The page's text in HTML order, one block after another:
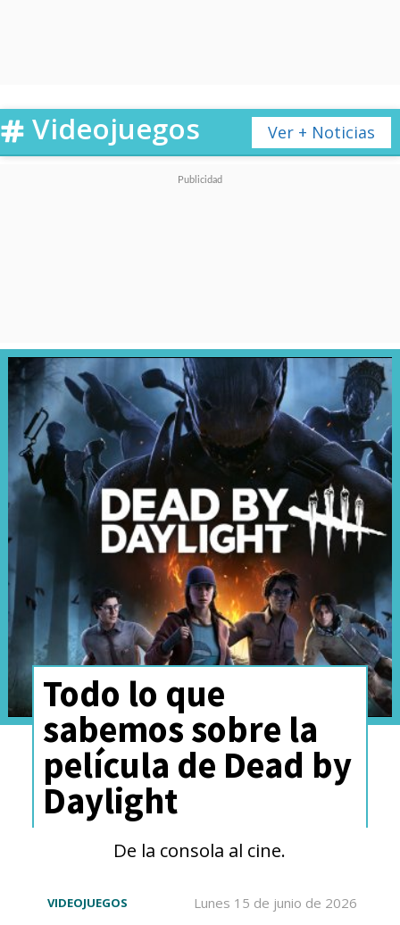
Ver + Noticias
Videojuegos
Todo lo que
sabemos sobre la
película de Dead by
Daylight
De la consola al cine.
Lunes 15 de junio de 2026
VIDEOJUEGOS